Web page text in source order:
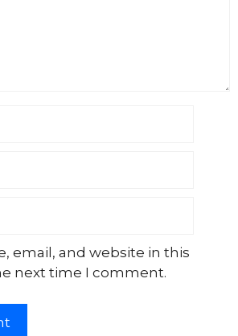
email, and website in this
next time I comment.